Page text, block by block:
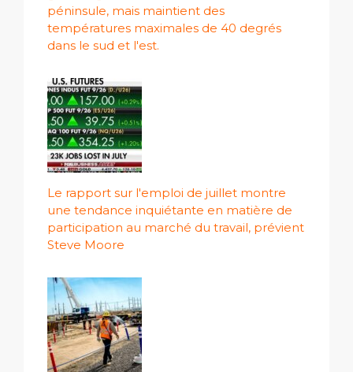
péninsule, mais maintient des
températures maximales de 40 degrés
dans le sud et l'est.
Le rapport sur l'emploi de juillet montre
une tendance inquiétante en matière de
participation au marché du travail, prévient
Steve Moore